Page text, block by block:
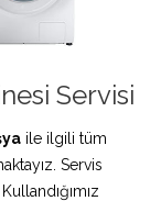
Servisi
ile ilgili tüm
Servis